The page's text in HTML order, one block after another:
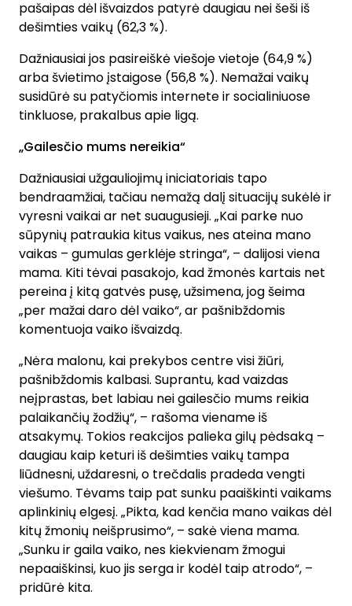
pašaipas dėl išvaizdos patyrė daugiau nei šeši iš
dešimties vaikų (62,3 %).
Dažniausiai jos pasireiškė viešoje vietoje (64,9 %)
arba švietimo įstaigose (56,8 %). Nemažai vaikų
susidūrė su patyčiomis internete ir socialiniuose
tinkluose, prakalbus apie ligą.
„Gailesčio mums nereikia“
Dažniausiai užgauliojimų iniciatoriais tapo
bendraamžiai, tačiau nemažą dalį situacijų sukėlė ir
vyresni vaikai ar net suaugusieji. „Kai parke nuo
sūpynių patraukia kitus vaikus, nes ateina mano
vaikas – gumulas gerklėje stringa“, – dalijosi viena
mama. Kiti tėvai pasakojo, kad žmonės kartais net
pereina į kitą gatvės pusę, užsimena, jog šeima
„per mažai daro dėl vaiko“, ar pašnibždomis
komentuoja vaiko išvaizdą.
„Nėra malonu, kai prekybos centre visi žiūri,
pašnibždomis kalbasi. Suprantu, kad vaizdas
neįprastas, bet labiau nei gailesčio mums reikia
palaikančių žodžių“, – rašoma viename iš
atsakymų. Tokios reakcijos palieka gilų pėdsaką –
daugiau kaip keturi iš dešimties vaikų tampa
liūdnesni, uždaresni, o trečdalis pradeda vengti
viešumo. Tėvams taip pat sunku paaiškinti vaikams
aplinkinių elgesį. „Pikta, kad kenčia mano vaikas dėl
kitų žmonių neišprusimo“, – sakė viena mama.
„Sunku ir gaila vaiko, nes kiekvienam žmogui
nepaaiškinsi, kuo jis serga ir kodėl taip atrodo“, –
pridūrė kita.